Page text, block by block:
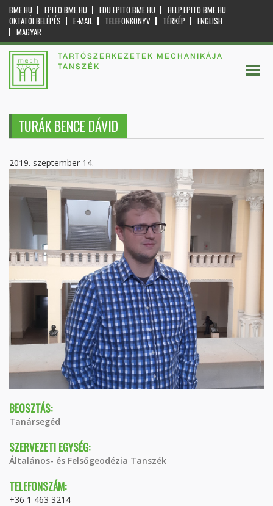
BME.HU EPITO.BME.HU EDU.EPITO.BME.HU
HELP.EPITO.BME.HU
OKTATÓI BELÉPÉS
E-MAIL TELEFONKÖNYV TÉRKÉP
ENGLISH
MAGYAR
TARTÓSZERKEZETEK MECHANIKÁJA
TANSZÉK
TURÁK BENCE DÁVID
2019. szeptember 14.
BEOSZTÁS:
Tanársegéd
SZERVEZETI EGYSÉG:
Általános- és Felsőgeodézia Tanszék
TELEFONSZÁM:
+36 1 463 3214